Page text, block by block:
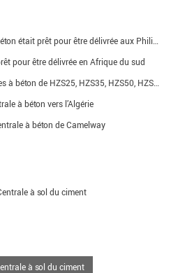
était prêt pour être délivrée aux Philippines
pour être délivrée en Afrique du sud
de HZS25, HZS35, HZS50, HZS60 de Camelway
à béton vers l’Algérie
à béton de Camelway
à sol du ciment